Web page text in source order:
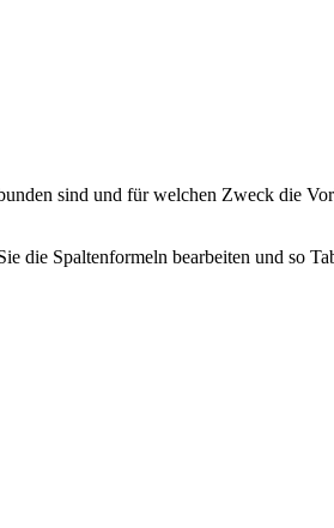
sind und für welchen Zweck die
die Spaltenformeln bearbeiten und so